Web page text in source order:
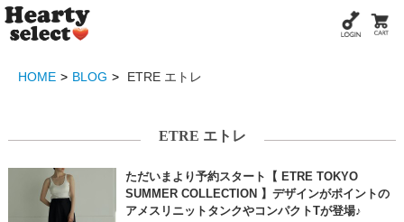
HOME BLOG ETRE エトレ
ETRE エトレ
ただいまより予約スタート【 ETRE TOKYO
SUMMER COLLECTION 】デザインがポイントの
アメスリニットタンクやコンパクトTが登場♪